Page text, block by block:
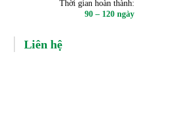
Thời gian hoàn thành:
90 – 120 ngày
Liên hệ